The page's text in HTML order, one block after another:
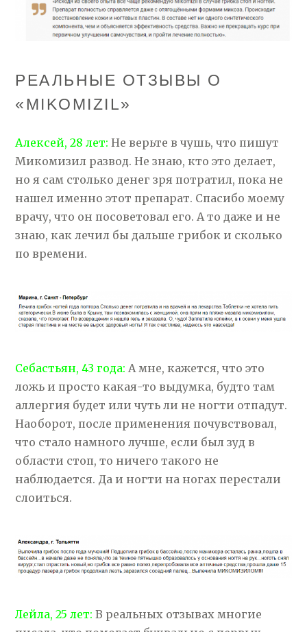
РЕАЛЬНЫЕ ОТЗЫВЫ О
«MIKOMIZIL»
Алексей, 28 лет: Не верьте в чушь, что пишут
Микомизил развод. Не знаю, кто это делает,
но я сам столько денег зря потратил, пока не
нашел именно этот препарат. Спасибо моему
врачу, что он посоветовал его. А то даже и не
знаю, как лечил бы дальше грибок и сколько
по времени.
Себастьян, 43 года: А мне, кажется, что это
ложь и просто какая-то выдумка, будто там
аллергия будет или чуть ли не ногти отпадут.
Наоборот, после применения почувствовал,
что стало намного лучше, если был зуд в
области стоп, то ничего такого не
наблюдается. Да и ногти на ногах перестали
слоиться.
Лейла, 25 лет: В реальных отзывах многие